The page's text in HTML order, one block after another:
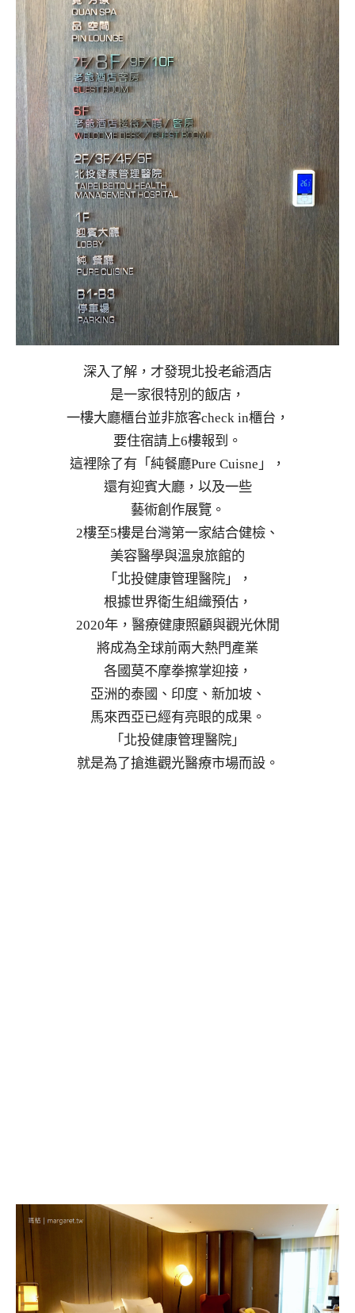
深入了解，才發現北投老爺酒店
是一家很特別的飯店，
一樓大廳櫃台並非旅客check in櫃台，
要住宿請上6樓報到。
這裡除了有「純餐廳Pure Cuisne」，
還有迎賓大廳，以及一些
藝術創作展覽。
2樓至5樓是台灣第一家結合健檢、
美容醫學與溫泉旅館的
「北投健康管理醫院」，
根據世界衛生組織預估，
2020年，醫療健康照顧與觀光休閒
將成為全球前兩大熱門產業
各國莫不摩拳擦掌迎接，
亞洲的泰國、印度、新加坡、
馬來西亞已經有亮眼的成果。
「北投健康管理醫院」
就是為了搶進觀光醫療市場而設。